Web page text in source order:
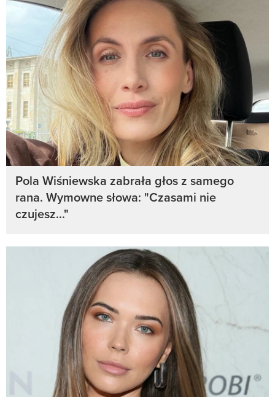
Pola Wiśniewska zabrała głos z samego
rana. Wymowne słowa: "Czasami nie
czujesz..."